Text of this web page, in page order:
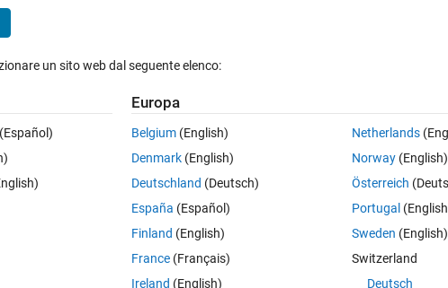
Apri in
a gray background, but when I open the .jpg file, it appears with a white
0.5];
un sito web dal seguente elenco:
(Español)
Europa
Belgium (English)
Denmark (English)
Deutschland (Deutsch)
España (Español)
Finland (English)
France (Français)
Ireland (English)
Netherlands
Norway(English)
Österreich
Portugal
Sweden (English)
Switzerland
Deutsch